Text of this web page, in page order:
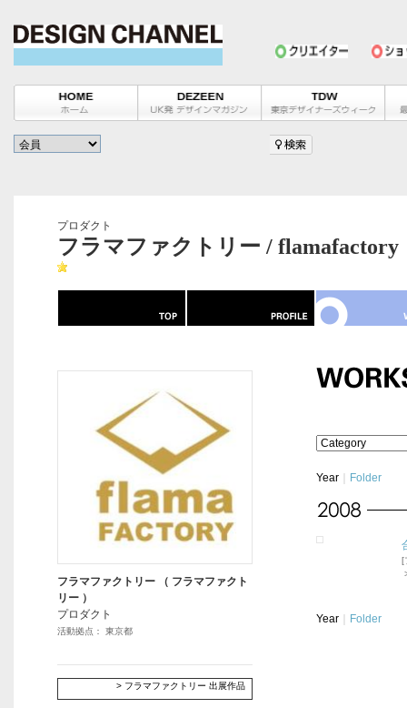
プロダクト
フラマファクトリー / flamafactory
Year Folder
[
Year Folder
フラマファクトリー （ フラマファクト
リー ）
プロダクト
活動拠点： 東京都
> フラマファクトリー 出展作品